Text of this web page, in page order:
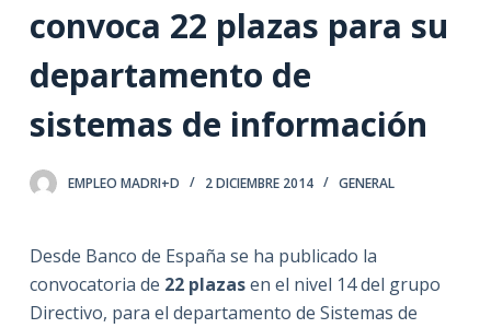
n
e
n
o
convoca 22 plazas para su
departamento de
sistemas de información
EMPLEO MADRI+D 2 DICIEMBRE 2014 GENERAL
Desde Banco de España se ha publicado la
convocatoria de 22 plazasen el nivel 14 del grupo
Directivo, para el departamento de Sistemas de